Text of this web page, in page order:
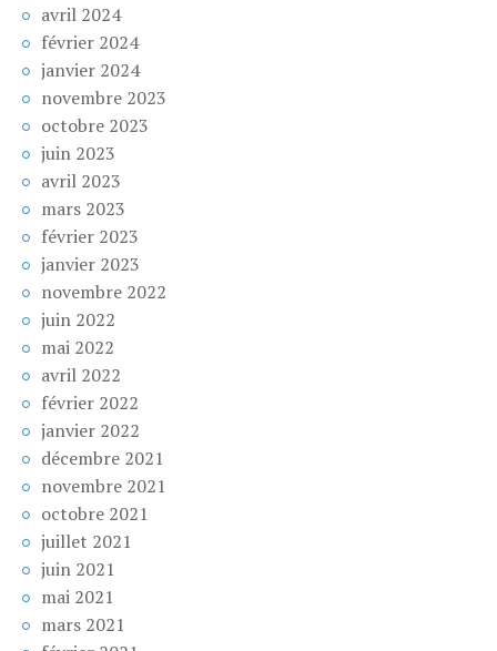
avril 2024
février 2024
janvier 2024
novembre 2023
octobre 2023
juin 2023
avril 2023
mars 2023
février 2023
janvier 2023
novembre 2022
juin 2022
mai 2022
avril 2022
février 2022
janvier 2022
décembre 2021
novembre 2021
octobre 2021
juillet 2021
juin 2021
mai 2021
mars 2021